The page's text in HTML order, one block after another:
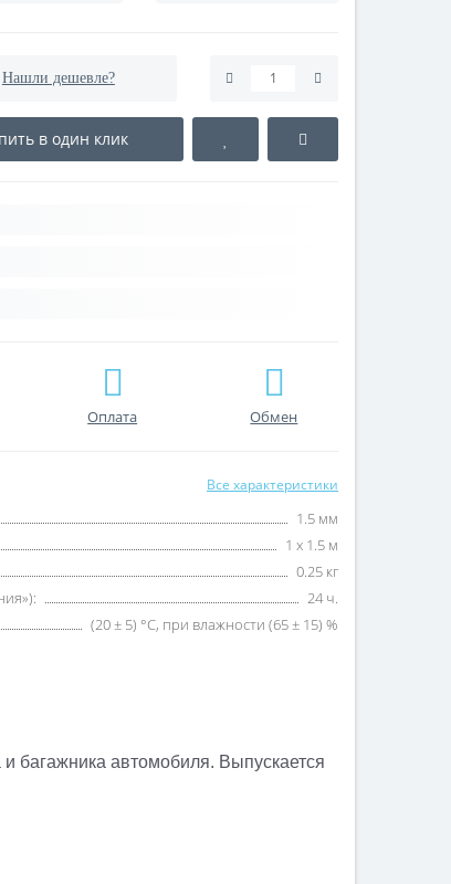
Нашли дешевле?
в один клик
Оплата Обмен
Все характеристики
1.5 мм
1 х 1.5 м
0.25 кг
24 ч.
(20 ± 5) °C, при влажности (65 ± 15) %
багажника автомобиля. Выпускается